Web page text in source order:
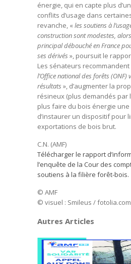
énergie, qui en capte plus
conflits d’usage dans
revanche, « les soutiens à
construction sont modestes, alors
principal débouché en France
ses dérivés », poursuit le
Les sénateurs recommandent
l’Office national des forêts (ONF)
résultats », d’augmenter la
résineux (plus demandés par
plus faire du bois énergie
d’instaurer un dispositif pour
exportations de bois brut.
C.N. (AMF)
Télécharger le rapport
l’enquête de la Cour des
soutiens à la filière forêt-bois.
© AMF
© visuel : Smileus / fotolia.com
Autres Articles